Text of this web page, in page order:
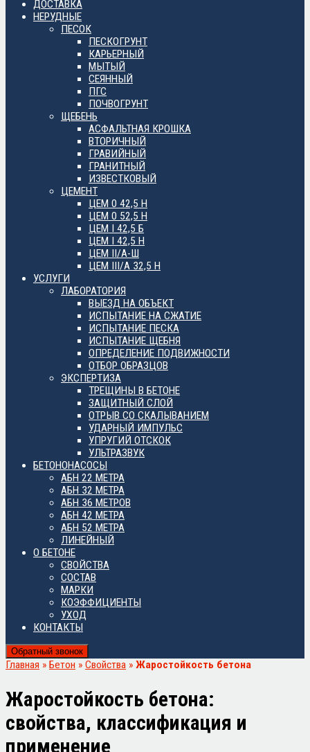
ДОСТАВКА
НЕРУДНЫЕ
ПЕСОК
ПЕСКОГРУНТ
КАРЬЕРНЫЙ
МЫТЫЙ
СЕЯННЫЙ
ПГС
ПОЧВОГРУНТ
ЩЕБЕНЬ
АСФАЛЬТНАЯ КРОШКА
ВТОРИЧНЫЙ
ГРАВИЙНЫЙ
ГРАНИТНЫЙ
ИЗВЕСТКОВЫЙ
ЦЕМЕНТ
ЦЕМ 0 42,5 Н
ЦЕМ 0 52,5 Н
ЦЕМ I 42,5 Б
ЦЕМ I 42,5 Н
ЦЕМ II/А-Ш
ЦЕМ III/А 32,5 Н
УСЛУГИ
ЛАБОРАТОРИЯ
ВЫЕЗД НА ОБЪЕКТ
ИСПЫТАНИЕ НА СЖАТИЕ
ИСПЫТАНИЕ ПЕСКА
ИСПЫТАНИЕ ЩЕБНЯ
ОПРЕДЕЛЕНИЕ ПОДВИЖНОСТИ
ОТБОР ОБРАЗЦОВ
ЭКСПЕРТИЗА
ТРЕЩИНЫ В БЕТОНЕ
ЗАЩИТНЫЙ СЛОЙ
ОТРЫВ СО СКАЛЫВАНИЕМ
УДАРНЫЙ ИМПУЛЬС
УПРУГИЙ ОТСКОК
УЛЬТРАЗВУК
БЕТОНОНАСОСЫ
АБН 22 МЕТРА
АБН 32 МЕТРА
АБН 36 МЕТРОВ
АБН 42 МЕТРА
АБН 52 МЕТРА
ЛИНЕЙНЫЙ
О БЕТОНЕ
СВОЙСТВА
СОСТАВ
МАРКИ
КОЭФФИЦИЕНТЫ
УХОД
КОНТАКТЫ
Обратный звонок
Главная » Бетон » Свойства » Жаростойкость бетона
Жаростойкость бетона:
свойства, классификация и
применение